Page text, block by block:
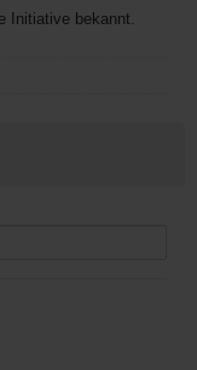
Initiative bekannt.